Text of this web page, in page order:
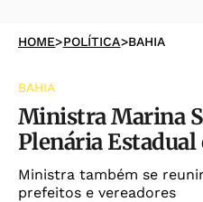
HOME>POLÍTICA>BAHIA
BAHIA
Ministra Marina
Plenária Estadual
Ministra também se
prefeitos e vereadores